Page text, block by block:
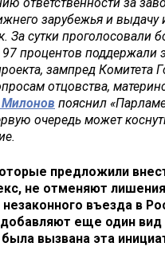
зарубежья и выдачу
За сутки проголосовали
процентов поддержали
зампред Комитета
отцовства,
пояснил
очередь может
предложили
не отменяют
незаконного въезда в
добавляют еще один вид
вызвана эта